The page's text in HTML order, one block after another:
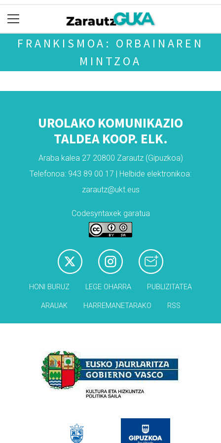
FRANKISMOA: ORBAINAREN
MINTZOA
UROLAKO KOMUNIKAZIO
TALDEA KOOP. ELK.
Araba kalea 27 20800 Zarautz (Gipuzkoa)
Telefonoa: 943 89 00 17 | Helbide elektronikoa:
zarautz@ukt.eus
Codesyntaxek garatua
HONI BURUZ LEGE OHARRA PUBLIZITATEA
ARAUAK HARREMANETARAKO RSS